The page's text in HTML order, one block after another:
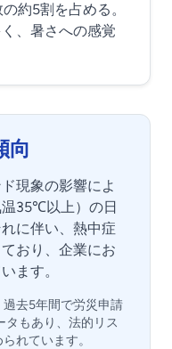
約5割を占める。
、暑さへの感覚
向
現象の影響によ
温35℃以上）の日
に伴い、熱中症
おり、企業にお
ます。
去5年間で労災申請
タもあり、法的リス
れています。